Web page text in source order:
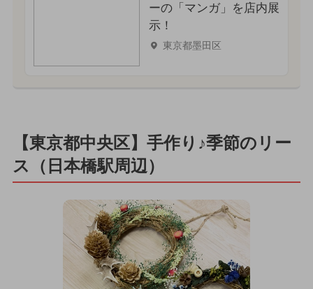
ーの「マンガ」を店内展
示！
東京都墨田区
【東京都中央区】手作り♪季節のリー
ス（日本橋駅周辺）